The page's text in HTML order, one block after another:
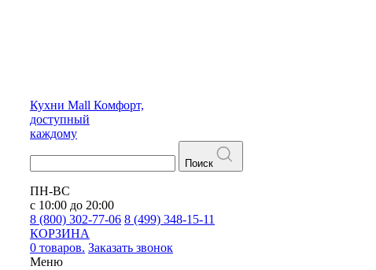
Кухни Mall Комфорт,
доступный
каждому
Поиск
ПН-ВС
с 10:00 до 20:00
8 (800) 302-77-06 8 (499) 348-15-11
КОРЗИНА
0 товаров. Заказать звонок
Меню